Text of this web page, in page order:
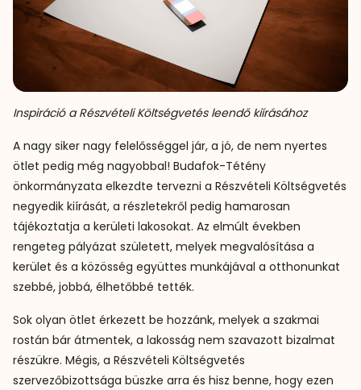
Inspiráció a Részvételi Költségvetés leendő kiírásához
A nagy siker nagy felelősséggel jár, a jó, de nem nyertes
ötlet pedig még nagyobbal! Budafok-Tétény
önkormányzata elkezdte tervezni a Részvételi Költségvetés
negyedik kiírását, a részletekről pedig hamarosan
tájékoztatja a kerületi lakosokat. Az elmúlt években
rengeteg pályázat született, melyek megvalósítása a
kerület és a közösség együttes munkájával a otthonunkat
szebbé, jobbá, élhetőbbé tették.
Sok olyan ötlet érkezett be hozzánk, melyek a szakmai
rostán bár átmentek, a lakosság nem szavazott bizalmat
részükre. Mégis, a Részvételi Költségvetés
szervezőbizottsága büszke arra és hisz benne, hogy ezen